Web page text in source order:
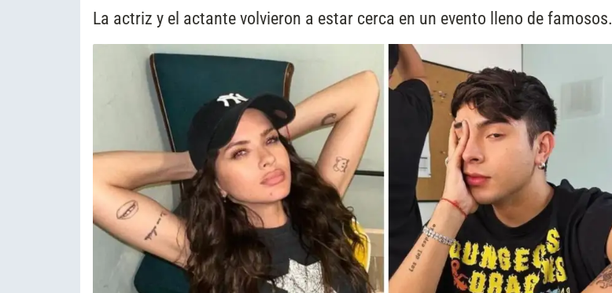
La actriz y el actante volvieron a estar cerca en un evento lleno de famosos.